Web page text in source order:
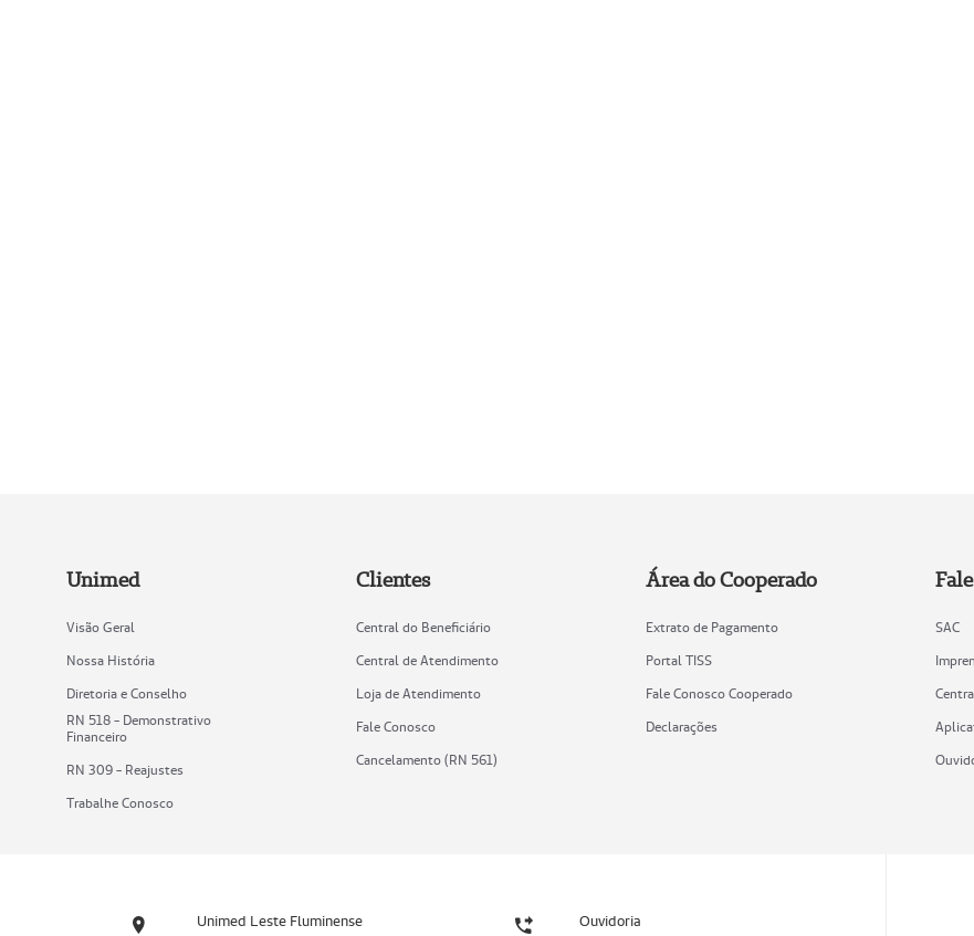
Unimed
Visão Geral
Nossa História
Diretoria e Conselho
RN 518 - Demonstrativo
Financeiro
RN 309 - Reajustes
Trabalhe Conosco
Clientes
Central do Beneficiário
Central de Atendimento
Loja de Atendimento
Fale Conosco
Cancelamento (RN 561)
Área do Cooperado
Extrato de Pagamento
Portal TISS
Fale Conosco Cooperado
Declarações
SAC
Unimed Leste Fluminense Ouvidoria